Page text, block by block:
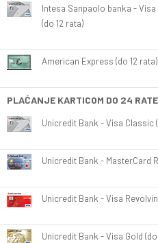
Intesa Sanpaolo banka -
(do 12 rata)
American Express (do 12 rata)
PLAĆANJE KARTICOM DO 24 RATE
Unicredit Bank - Visa Classic
Unicredit Bank - MasterCard
Unicredit Bank - Visa
Unicredit Bank - Visa Gold